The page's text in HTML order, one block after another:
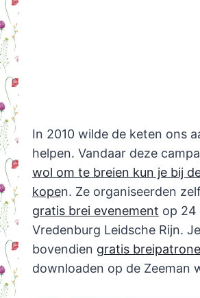
In 2010 wilde de keten ons
helpen. Vandaar deze
wol om te breien kun je bij
kopen. Ze organiseerden
gratis brei evenement op 24
Vredenburg Leidsche Rijn.
bovendien gratis
downloaden op de Zeeman